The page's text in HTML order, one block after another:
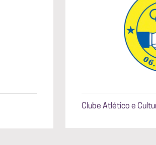
Clube Atlético e